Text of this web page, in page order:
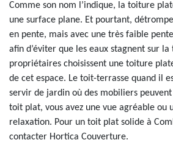
Comme son nom l’indique, la toiture
une surface plane. Et pourtant,
en pente, mais avec une très faible
afin d’éviter que les eaux stagnent sur
propriétaires choisissent une toiture
de cet espace. Le toit-terrasse quand il
servir de jardin où des mobiliers
toit plat, vous avez une vue agréable ou
relaxation. Pour un toit plat solide à
contacter Hortica Couverture.